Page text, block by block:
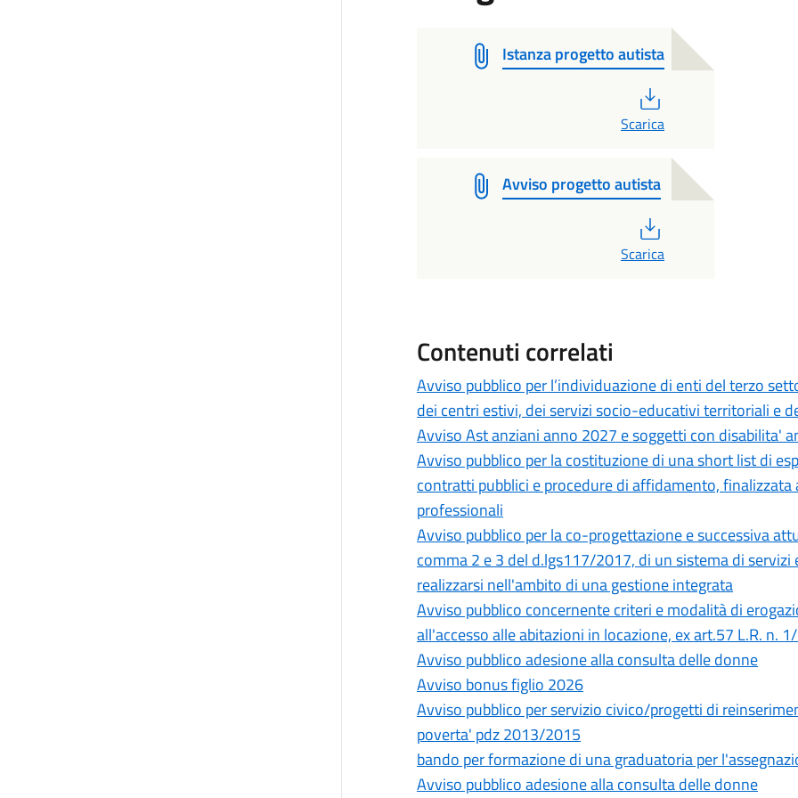
Istanza progetto autista
Scarica
Avviso progetto autista
Scarica
Contenuti correlati
Avviso pubblico per l’individuazione di enti del terzo
dei centri estivi, dei servizi socio-educativi territoriali e
Avviso Ast anziani anno 2027 e soggetti con disabilita'
Avviso pubblico per la costituzione di una short list di
contratti pubblici e procedure di affidamento,
professionali
Avviso pubblico per la co-progettazione e successiva
comma 2 e 3 del d.lgs117/2017, di un sistema di
realizzarsi nell'ambito di una gestione integrata
Avviso pubblico concernente criteri e modalità di
all'accesso alle abitazioni in locazione, ex art.57 L.R. n.
Avviso pubblico adesione alla consulta delle donne
Avviso bonus figlio 2026
Avviso pubblico per servizio civico/progetti di
poverta' pdz 2013/2015
bando per formazione di una graduatoria per
Avviso pubblico adesione alla consulta delle donne